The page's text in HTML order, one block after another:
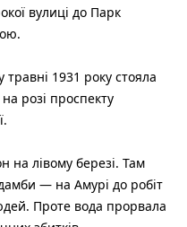
вулиці до Парк
1931 року стояла
розі проспекту
лівому березі. Там
— на Амурі до робіт
Проте вода прорвала